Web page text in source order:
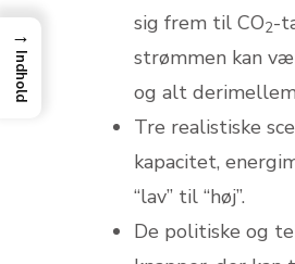
sig frem til CO2-
strømmen kan
og alt
Tre realistiske
kapacitet,
“lav” til “høj”.
De politiske og
→
Indhold